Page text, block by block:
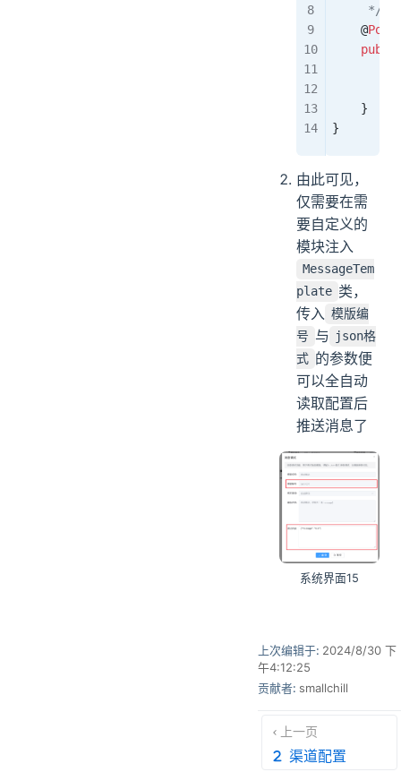
     */
    @
    }
}
由此可见，
仅需要在需
要自定义的
模块注入
MessageTem
plate 类，
传入 模版编
号 与 json格
式 的参数便
可以全自动
读取配置后
推送消息了
系统界面15
上次编辑于: 2024/8/30 下
午4:12:25
贡献者: smallchill
上一页
渠道配置